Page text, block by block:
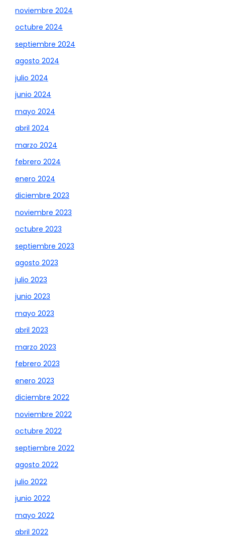
noviembre 2024
octubre 2024
septiembre 2024
agosto 2024
julio 2024
junio 2024
mayo 2024
abril 2024
marzo 2024
febrero 2024
enero 2024
diciembre 2023
noviembre 2023
octubre 2023
septiembre 2023
agosto 2023
julio 2023
junio 2023
mayo 2023
abril 2023
marzo 2023
febrero 2023
enero 2023
diciembre 2022
noviembre 2022
octubre 2022
septiembre 2022
agosto 2022
julio 2022
junio 2022
mayo 2022
abril 2022